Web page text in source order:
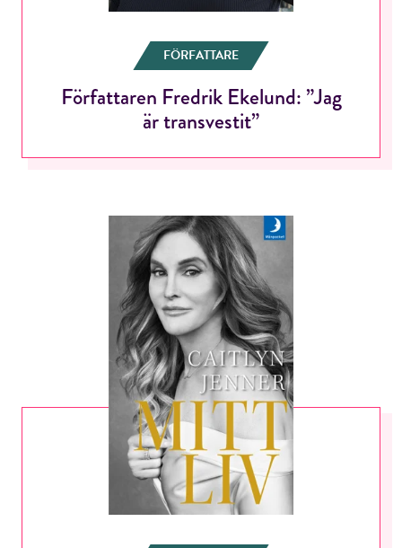
Jag accepterar villkoren.
RÖSTA
ÅNGRA OCH STÄNG
FÖRFATTARE
Författaren Fredrik Ekelund: ”Jag
är transvestit”